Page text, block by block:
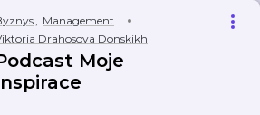
, Management
Drahosova Donskikh
Moje